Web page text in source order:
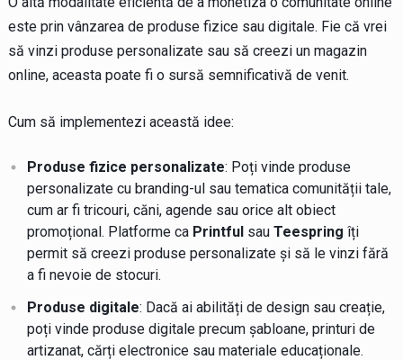
este prin vânzarea de produse fizice sau digitale. Fie că vrei
să vinzi produse personalizate sau să creezi un magazin
online, aceasta poate fi o sursă semnificativă de venit.
Cum să implementezi această idee:
Produse fizice personalizate: Poți vinde produse
personalizate cu branding-ul sau tematica comunității tale,
cum ar fi tricouri, căni, agende sau orice alt obiect
promoțional. Platforme ca Printfulsau Teespring îți
permit să creezi produse personalizate și să le vinzi fără
a fi nevoie de stocuri.
Produse digitale: Dacă ai abilități de design sau creație,
poți vinde produse digitale precum șabloane, printuri de
artizanat, cărți electronice sau materiale educaționale.